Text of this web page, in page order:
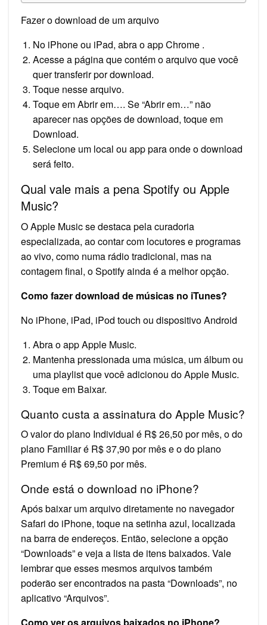
Fazer o download de um arquivo
No iPhone ou iPad, abra o app Chrome .
Acesse a página que contém o arquivo que você
quer transferir por download.
Toque nesse arquivo.
Toque em Abrir em…. Se “Abrir em…” não
aparecer nas opções de download, toque em
Download.
Selecione um local ou app para onde o download
será feito.
Qual vale mais a pena Spotify ou Apple
Music?
O Apple Music se destaca pela curadoria
especializada, ao contar com locutores e programas
ao vivo, como numa rádio tradicional, mas na
contagem final, o Spotify ainda é a melhor opção.
Como fazer download de músicas no iTunes?
No iPhone, iPad, iPod touch ou dispositivo Android
Abra o app Apple Music.
Mantenha pressionada uma música, um álbum ou
uma playlist que você adicionou do Apple Music.
Toque em Baixar.
Quanto custa a assinatura do Apple Music?
O valor do plano Individual é R$ 26,50 por mês, o do
plano Familiar é R$ 37,90 por mês e o do plano
Premium é R$ 69,50 por mês.
Onde está o download no iPhone?
Após baixar um arquivo diretamente no navegador
Safari do iPhone, toque na setinha azul, localizada
na barra de endereços. Então, selecione a opção
“Downloads” e veja a lista de itens baixados. Vale
lembrar que esses mesmos arquivos também
poderão ser encontrados na pasta “Downloads”, no
aplicativo “Arquivos”.
Como ver os arquivos baixados no iPhone?